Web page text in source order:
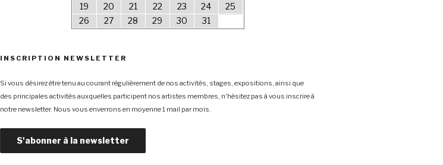
19
20 21 22 23 24
25
26
27 28 29 30 31
INSCRIPTION NEWSLETTER
Si vous désirez être tenu au courant régulièrement de nos activités, stages, expositions, ainsi que
des principales activités auxquelles participent nos artistes membres, n'hésitez pas à vous inscrire à
notre newsletter. Nous vous enverrons en moyenne 1 mail par mois.